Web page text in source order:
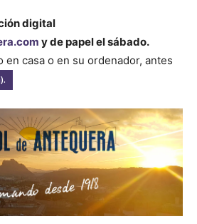
digital
y de papel el sábado.
en casa o en su ordenador, antes